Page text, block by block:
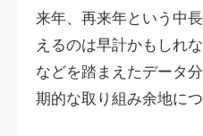
来年、再来年という中
えるのは早計かもしれ
などを踏まえたデータ
期的な取り組み余地につ